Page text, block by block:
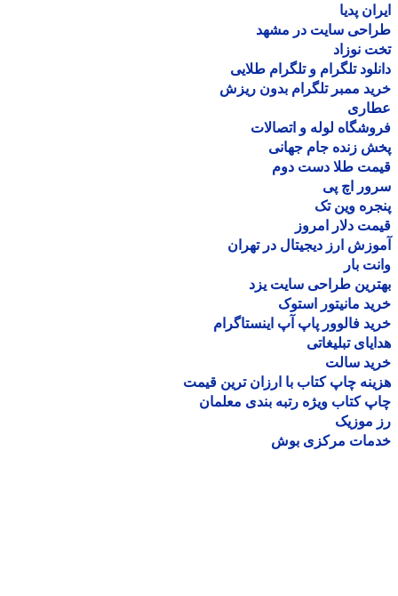
پدیا
سایت در مشهد
نوزاد
تلگرام و تلگرام طلایی
ممبر تلگرام بدون ریزش
لوله و اتصالات
زنده جام جهانی
طلا دست دوم
اچ پی
وین تک
دلار امروز
ارز دیجیتال در تهران
بار
طراحی سایت یزد
مانیتور استوک
فالوور پاپ آپ اینستاگرام
تبلیغاتی
سالت
چاپ کتاب با ارزان ترین قیمت
کتاب ویژه رتبه بندی معلمان
موزیک
مرکزی بوش